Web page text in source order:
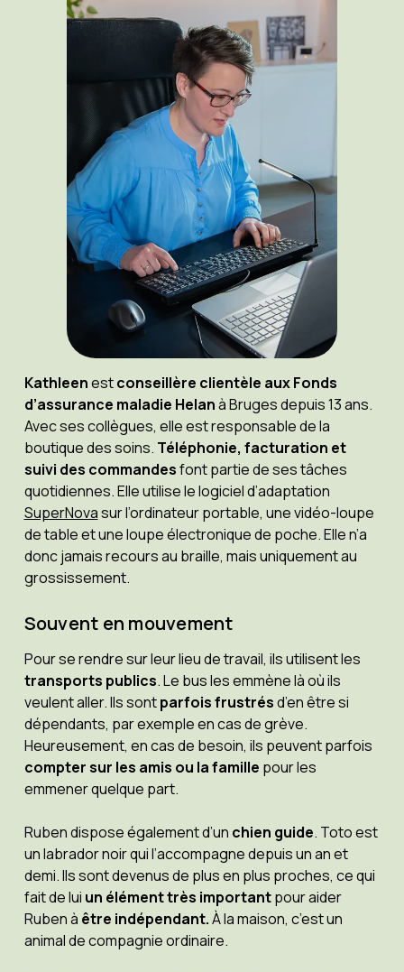
Kathleenestconseillère clientèle aux Fonds
d’assurance maladie Helanà Bruges depuis 13 ans.
Avec ses collègues, elle est responsable de la
boutique des soins. Téléphonie, facturation et
suivi des commandesfont partie de ses tâches
quotidiennes. Elle utilise le logiciel d’adaptation
SuperNovasur l’ordinateur portable, une vidéo-loupe
de table et une loupe électronique de poche. Elle n’a
donc jamais recours au braille, mais uniquement au
grossissement.
Souvent en mouvement
Pour se rendre sur leur lieu de travail, ils utilisent les
transports publics. Le bus les emmène là où ils
veulent aller. Ils sontparfois frustrésd’en être si
dépendants, par exemple en cas de grève.
Heureusement, en cas de besoin, ils peuvent parfois
compter sur les amis ou la famille pour les
emmener quelque part.
Ruben dispose également d’un chien guide. Toto est
un labrador noir qui l’accompagne depuis un an et
demi. Ils sont devenus de plus en plus proches, ce qui
fait de lui un élément très importantpour aider
Ruben à être indépendant.À la maison, c’est un
animal de compagnie ordinaire.